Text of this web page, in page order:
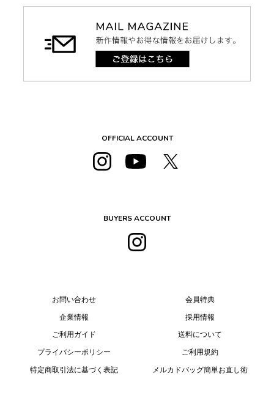
OFFICIAL ACCOUNT
BUYERS ACCOUNT
お問い合わせ
企業情報
ご利用ガイド
プライバシーポリシー
特定商取引法に基づく表記
会員特典
採用情報
送料について
ご利用規約
メルカドバッグ簡単お直し術